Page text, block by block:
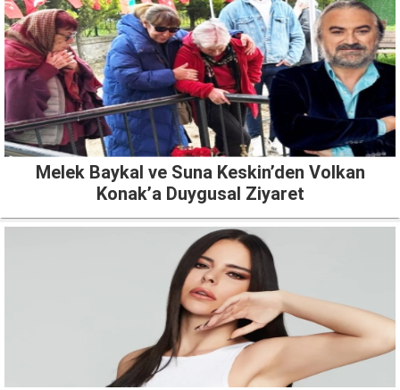
Melek Baykal ve Suna Keskin’den Volkan
Konak’a Duygusal Ziyaret